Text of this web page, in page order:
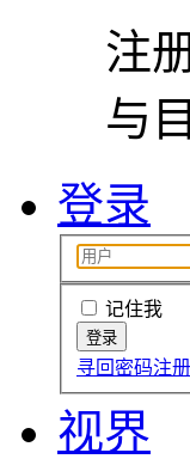
注
与
登录
记住我
寻回密码注册
视界